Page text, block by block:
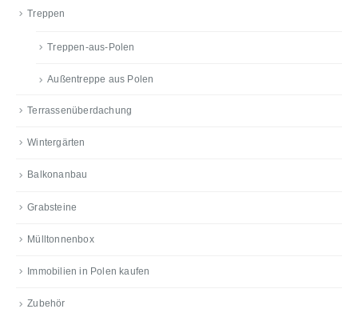
Treppen
Treppen-aus-Polen
Außentreppe aus Polen
Terrassenüberdachung
Wintergärten
Balkonanbau
Grabsteine
Mülltonnenbox
Immobilien in Polen kaufen
Zubehör